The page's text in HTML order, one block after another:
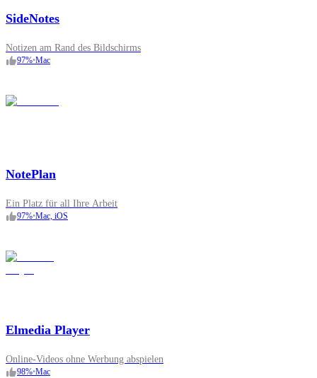
SideNotes
Notizen am Rand des Bildschirms
97%•Mac
NotePlan
Ein Platz für all Ihre Arbeit
97%•Mac, iOS
Elmedia Player
Online-Videos ohne Werbung abspielen
98%•Mac